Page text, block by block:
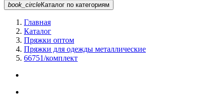
book_circleКаталог по категориям
Главная
Каталог
Пряжки оптом
Пряжки для одежды металлические
66751/комплект